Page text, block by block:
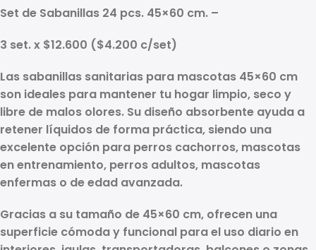
Set de Sabanillas 24 pcs. 45×60 cm. –
3 set. x $12.600 ($4.200 c/set)
Las sabanillas sanitarias para mascotas 45×60 cm
son ideales para mantener tu hogar limpio, seco y
libre de malos olores. Su diseño absorbente ayuda a
retener líquidos de forma práctica, siendo una
excelente opción para perros cachorros, mascotas
en entrenamiento, perros adultos, mascotas
enfermas o de edad avanzada.
Gracias a su tamaño de 45×60 cm, ofrecen una
superficie cómoda y funcional para el uso diario en